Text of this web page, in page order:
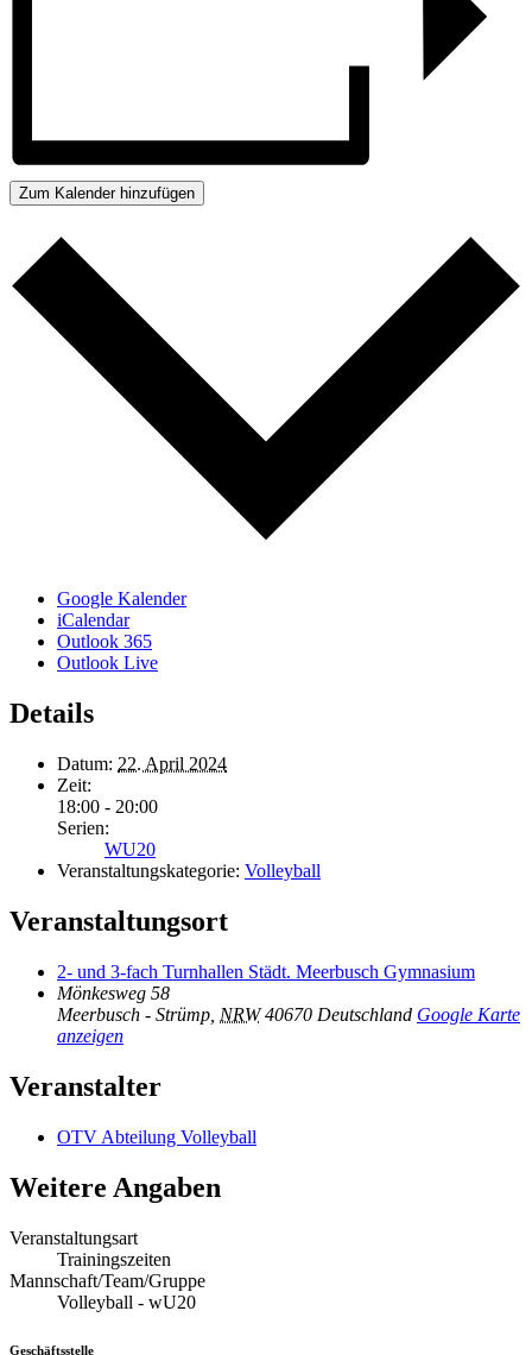
Zum Kalender hinzufügen
Google Kalender
iCalendar
Outlook 365
Outlook Live
Details
Datum: 22. April 2024
Zeit:
18:00 - 20:00
Serien:
WU20
Veranstaltungskategorie: Volleyball
Veranstaltungsort
2- und 3-fach Turnhallen Städt. Meerbusch Gymnasium
Mönkesweg 58
Meerbusch - Strümp NRW 40670 Deutschland Google Karte
anzeigen
Veranstalter
OTV Abteilung Volleyball
Weitere Angaben
Veranstaltungsart
Trainingszeiten
Mannschaft/Team/Gruppe
Volleyball - wU20
Geschäftsstelle